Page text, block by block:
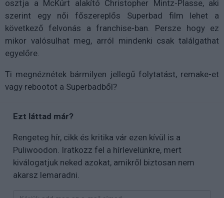
osztja a McKúrt alakító Christopher Mintz-Plasse, aki
szerint egy női főszereplős Superbad film lehet a
következő felvonás a franchise-ban. Persze hogy ez
mikor valósulhat meg, arról mindenki csak találgathat
egyelőre.
Ti megnéznétek bármilyen jellegű folytatást, remake-et
vagy rebootot a Superbadből?
Ezt láttad már?
Rengeteg hír, cikk és kritika vár ezen kívül is a
Puliwoodon. Iratkozz fel a hírlevelünkre, mert
kiválogatjuk neked azokat, amikről biztosan nem
akarsz lemaradni.